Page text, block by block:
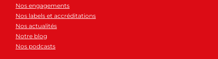
Nos engagements
Nos labels et accréditations
Nos actualités
Notre blog
Nos podcasts